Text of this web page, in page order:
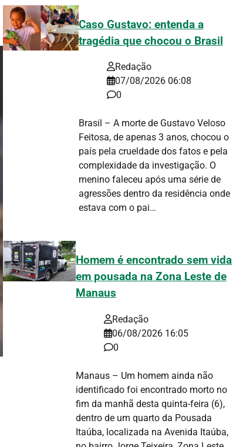
Caso Gustavo: entenda a
tragédia que chocou o Brasil
Redação
07/08/2026 06:08
0
Brasil – A morte de Gustavo Veloso
Feitosa, de apenas 3 anos, chocou o
país pela crueldade dos fatos e pela
complexidade da investigação. O
menino faleceu após uma série de
agressões dentro da residência onde
estava com o pai…
Homem é encontrado sem vida
em pousada na Zona Leste de
Manaus
Redação
06/08/2026 16:05
0
Manaus – Um homem ainda não
identificado foi encontrado morto no
fim da manhã desta quinta-feira (6),
dentro de um quarto da Pousada
Itaúba, localizada na Avenida Itaúba,